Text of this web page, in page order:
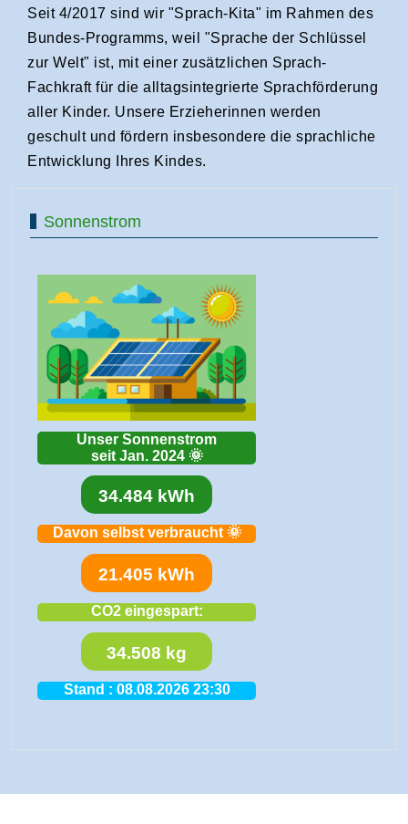
Seit 4/2017 sind wir "Sprach-Kita" im Rahmen des
Bundes-Programms, weil "Sprache der Schlüssel
zur Welt" ist, mit einer zusätzlichen Sprach-
Fachkraft für die alltagsintegrierte Sprachförderung
aller Kinder. Unsere Erzieherinnen werden
geschult und fördern insbesondere die sprachliche
Entwicklung Ihres Kindes.
Sonnenstrom